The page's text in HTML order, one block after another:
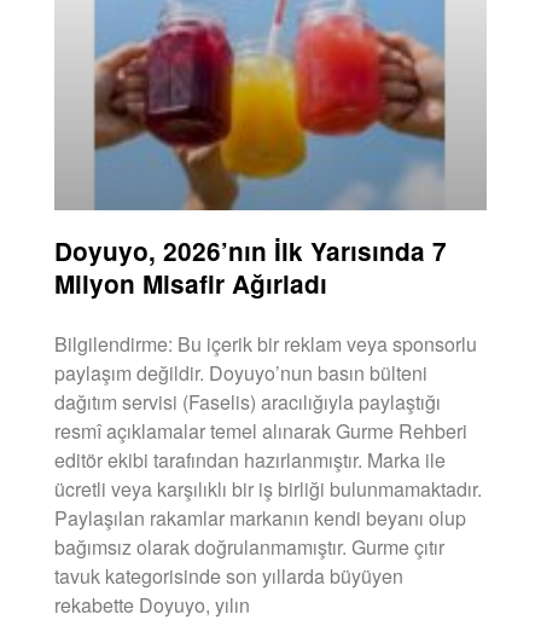
Doyuyo, 2026’nın İlk Yarısında 7
Milyon Misafir Ağırladı
Bilgilendirme: Bu içerik bir reklam veya sponsorlu
paylaşım değildir. Doyuyo’nun basın bülteni
dağıtım servisi (Faselis) aracılığıyla paylaştığı
resmî açıklamalar temel alınarak Gurme Rehberi
editör ekibi tarafından hazırlanmıştır. Marka ile
ücretli veya karşılıklı bir iş birliği bulunmamaktadır.
Paylaşılan rakamlar markanın kendi beyanı olup
bağımsız olarak doğrulanmamıştır. Gurme çıtır
tavuk kategorisinde son yıllarda büyüyen
rekabette Doyuyo, yılın